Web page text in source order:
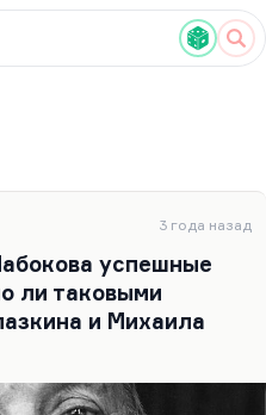
3 года назад
успешные
ли таковыми
и Михаила